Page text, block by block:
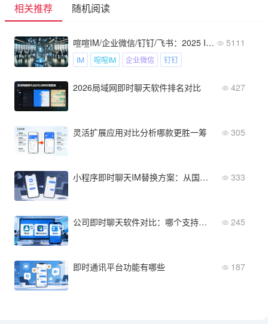
相关推荐 随机阅读
喧喧IM/企业微信/钉钉/飞书：2025 IM选型谁更胜一筹？ 5111
IM 喧喧IM 企业微信 钉钉
2026局域网即时聊天软件排名对比 427
灵活扩展应用对比分析哪款更胜一筹 305
小程序即时聊天IM替换方案：从国外工具到本土化服务的迁移攻略 333
公司即时聊天软件对比：哪个支持第三方集成最好？ 245
即时通讯平台功能有哪些 187